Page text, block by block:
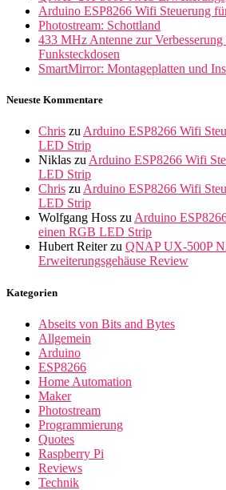
Arduino ESP8266 Wifi Steuerung
Photostream: Schottland
433 MHz Antenne zur
Funksteckdosen
SmartMirror: Montageplatten und
Neueste Kommentare
Chris zu Arduino ESP8266 Wifi
LED Strip
Niklas zu Arduino ESP8266 Wifi
LED Strip
Chris zu Arduino ESP8266 Wifi
LED Strip
Wolfgang Hoss zu Arduino
einen RGB LED Strip
Hubert Reiterzu QNAP UX-500P
Erweiterungsgehäuse Review
Kategorien
Abseits von Bits and Bytes
Allgemein
Arduino
ESP8266
Home Automation
Maker
Photostream
Programmierung
Quotes
Raspberry Pi
Reviews
Technik